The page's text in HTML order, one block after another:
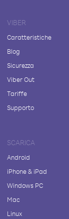
VIBER
Caratteristiche
Blog
Sicurezza
Viber Out
Tariffe
Supporto
SCARICA
Android
iPhone & iPad
Windows PC
Mac
Linux